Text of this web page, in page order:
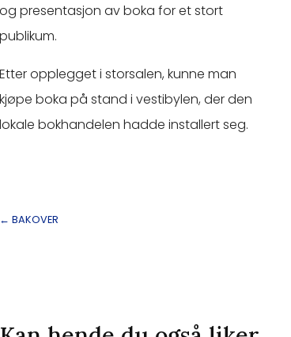
og presentasjon av boka for et stort
publikum.
Etter opplegget i storsalen, kunne man
kjøpe boka på stand i vestibylen, der den
lokale bokhandelen hadde installert seg.
← BAKOVER